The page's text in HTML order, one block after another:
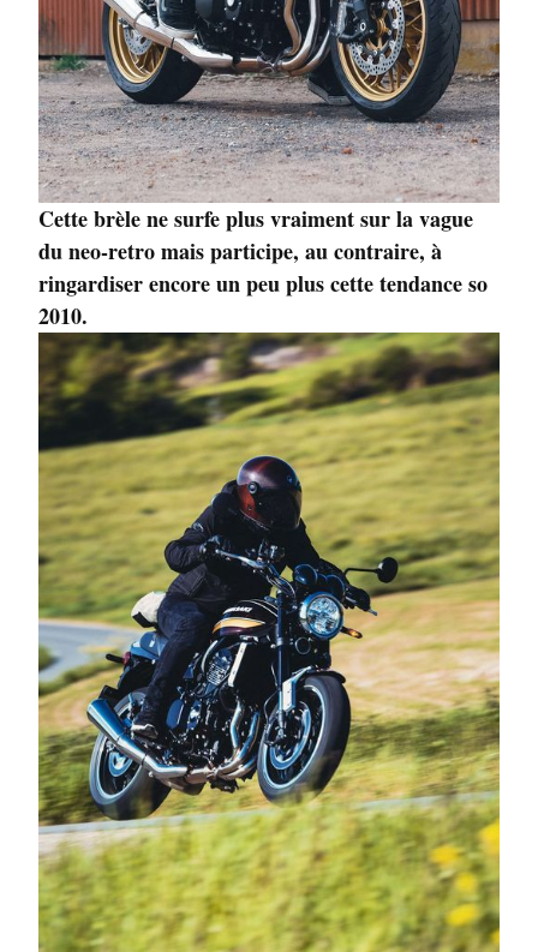
Cette brèle ne surfe plus vraiment sur la vague
du neo-retro mais participe, au contraire, à
ringardiser encore un peu plus cette tendance so
2010.